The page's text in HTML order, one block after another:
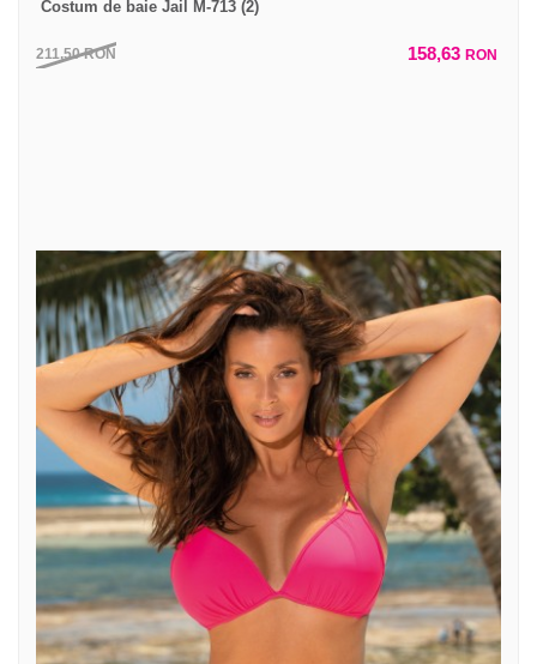
Costum de baie Jail M-713 (2)
211,50RON 158,63 RON